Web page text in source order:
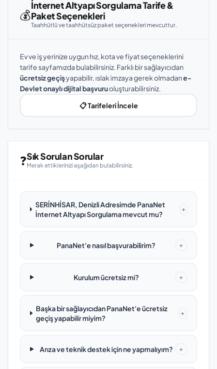
💰
İnternet Altyapı Sorgulama Tarife &
Paket Seçenekleri
Taahhütlü ve taahhütsüz paket seçenekleri mevcuttur.
Ev ve iş yerinize uygun hız, kota ve fiyat seçeneklerini
tarife sayfamızda bulabilirsiniz. Farklı bir sağlayıcıdan
ücretsiz geçişyapabilir, ıslak imzaya gerek olmadane-
Devlet onaylı dijital başvuruoluşturabilirsiniz.
📋 Tarifeleri İncele
❓Sık Sorulan Sorular
Merak ettiklerinizi aşağıdan bulabilirsiniz.
SERİNHİSAR, Denizli Adresimde PanaNet
İnternet Altyapı Sorgulama mevcut mu?
+
PanaNet'e nasıl başvurabilirim? +
Kurulum ücretsiz mi? +
Başka bir sağlayıcıdan PanaNet'e ücretsiz
geçiş yapabilir miyim?
+
Arıza ve teknik destek için ne yapmalıyım? +